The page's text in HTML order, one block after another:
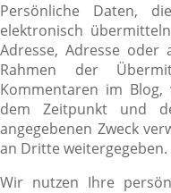
Persönliche Daten,
elektronisch
Adresse, Adresse oder
Rahmen der
Kommentaren im
dem Zeitpunkt und
angegebenen Zweck
an Dritte weitergegeben.
Wir nutzen Ihre